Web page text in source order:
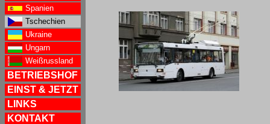
Spanien
Tschechien
Ukraine
Ungarn
Weißrussland
BETRIEBSHOF
EINST & JETZT
LINKS
KONTAKT